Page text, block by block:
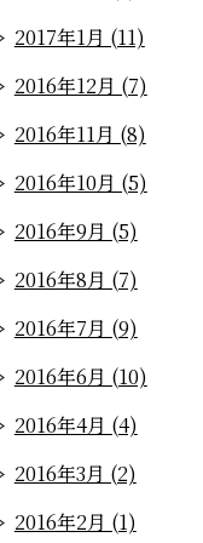
2017年1月 (11)
2016年12月 (7)
2016年11月 (8)
2016年10月 (5)
2016年9月 (5)
2016年8月 (7)
2016年7月 (9)
2016年6月 (10)
2016年4月 (4)
2016年3月 (2)
2016年2月 (1)